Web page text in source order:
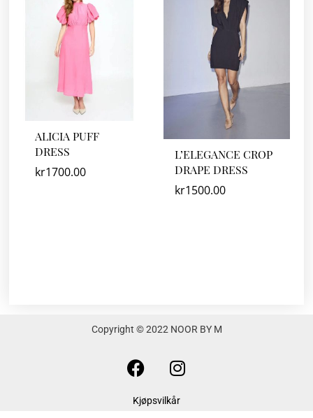
ALICIA PUFF
DRESS
kr1700.00
L’ELEGANCE CROP
DRAPE DRESS
kr1500.00
Copyright © 2022 NOOR BY M
F
a
c
e
I
n
s
t
Kjøpsvilkår